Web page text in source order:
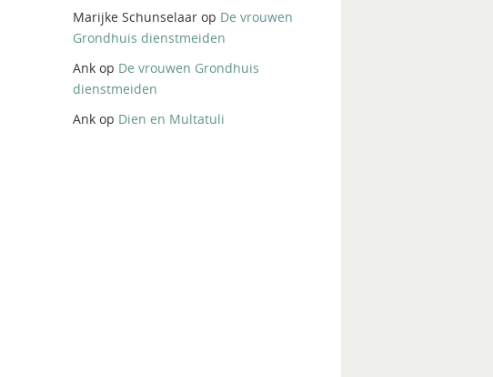
Marijke Schunselaar op De vrouwen
Grondhuis dienstmeiden
Ank op De vrouwen Grondhuis
dienstmeiden
Ank op Dien en Multatuli